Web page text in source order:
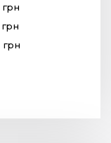
грн
грн
грн